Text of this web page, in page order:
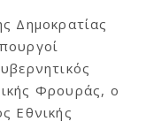
Δημοκρατίας
Φρουράς, ο
Εθνικής